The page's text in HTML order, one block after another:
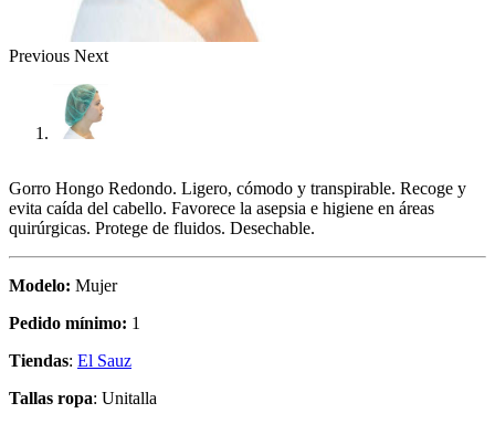
Previous Next
Gorro Hongo Redondo. Ligero, cómodo y transpirable. Recoge y
evita caída del cabello. Favorece la asepsia e higiene en áreas
quirúrgicas. Protege de fluidos. Desechable.
Modelo: Mujer
Pedido mínimo: 1
Tiendas: El Sauz
Tallas ropa: Unitalla